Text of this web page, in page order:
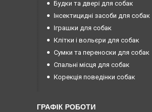
Будки та двері для собак
Інсектицидні засоби для собак
Іграшки для собак
Клітки і вольєри для собак
Сумки та переноски для собак
Спальні місця для собак
Корекція поведінки собак
ГРАФІК РОБОТИ